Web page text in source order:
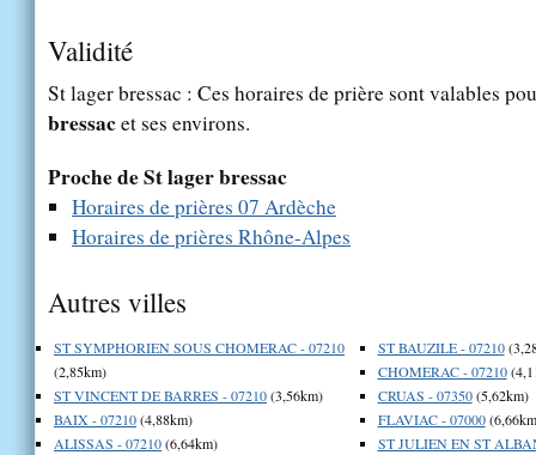
Validité
St lager bressac : Ces horaires de prière sont valables
bressacet ses environs.
Proche de St lager bressac
Horaires de prières 07 Ardèche
Horaires de prières Rhône-Alpes
Autres villes
ST SYMPHORIEN SOUS CHOMERAC - 07210
(2,85km)
ST VINCENT DE BARRES - 07210(3,56km)
BAIX - 07210(4,88km)
ALISSAS - 07210(6,64km)
ST BAUZILE - 07210
CHOMERAC - 07210
CRUAS - 07350(5,62km)
FLAVIAC - 07000
ST JULIEN EN ST